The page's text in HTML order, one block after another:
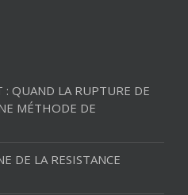
: QUAND LA RUPTURE DE
MÉTHODE DE
DE LA RESISTANCE